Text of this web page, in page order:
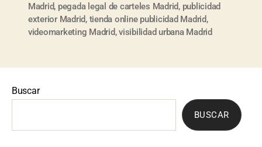
Madrid, pegada legal de carteles Madrid, publicidad
exterior Madrid, tienda online publicidad Madrid,
videomarketing Madrid,visibilidad urbana Madrid
Buscar
BUSCAR